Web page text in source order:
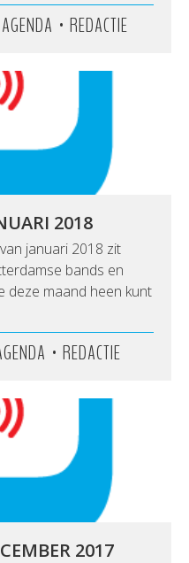
• REDACTIE
2018
januari 2018 zit
bands en
deze maand heen kunt
• REDACTIE
2017